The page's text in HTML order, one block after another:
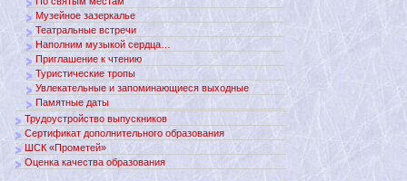
Музейное зазеркалье
Театральные встречи
Наполним музыкой сердца…
Приглашение к чтению
Туристические тропы
Увлекательные и запоминающиеся выходные
Памятные даты
Трудоустройство выпускников
Сертификат дополнительного образования
ШСК «Прометей»
Оценка качества образования